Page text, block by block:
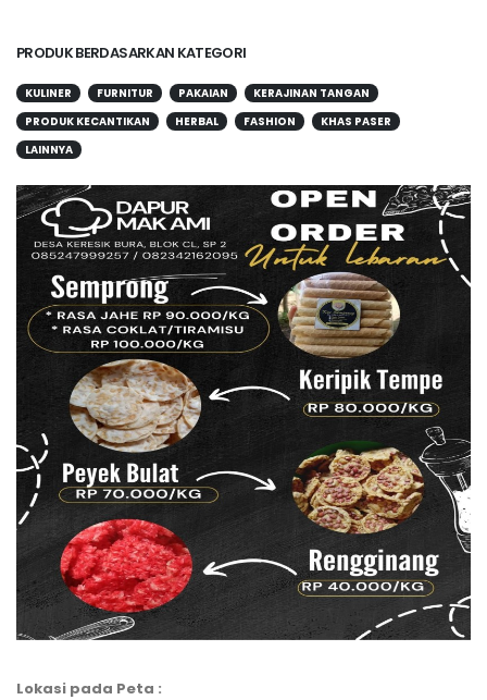
PRODUK BERDASARKAN KATEGORI
KULINER FURNITUR PAKAIAN
KERAJINAN TANGAN
PRODUK KECANTIKAN
HERBAL FASHION
KHAS PASER
LAINNYA
Lokasi pada Peta :